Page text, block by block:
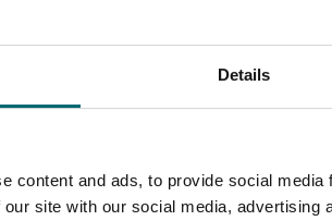
Details
content and ads, to provide social
site with our social media,
vor Einbruch der Dunkelheit ins
24 Stunden: sechs Karpfen und ein breites